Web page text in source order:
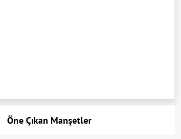
Öne Çıkan Manşetler